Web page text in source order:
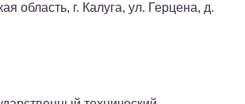
область, г. Калуга, ул. Герцена, д.